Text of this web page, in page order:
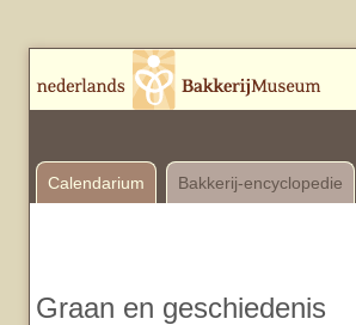
Calendarium Bakkerij-encyclopedie
Graan en geschiedenis